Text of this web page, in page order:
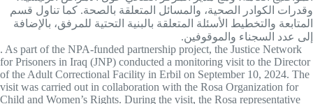
وقدرات الكوادر الصحية، والمسائل المتعلقة بالصحة. كما تناول قسم
المتابعة والتخطيط الأسئلة المتعلقة بالبنية التحتية للمرفق، بالإضافة
إلى عدد السجناء والموقوفين.
. As part of the NPA-funded partnership project, the Justice Network
for Prisoners in Iraq (JNP) conducted a monitoring visit to the Director
of the Adult Correctional Facility in Erbil on September 10, 2024. The
visit was carried out in collaboration with the Rosa Organization for
Child and Women’s Rights. During the visit, the Rosa representative